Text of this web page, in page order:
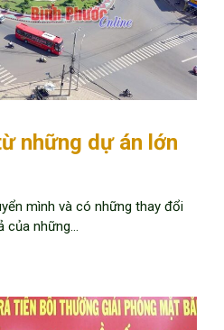
những dự án lớn
mình và có những thay đổi
những…